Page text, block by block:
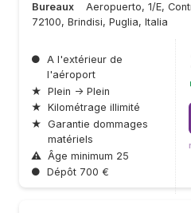
Bureaux
Aeropuerto, 1/E,
72100, Brindisi, Puglia, Italia
● A l'extérieur de
l'aéroport
★ Plein → Plein
★ Kilométrage illimité
★ Garantie dommages
matériels
⚠ Âge minimum 25
● Dépôt 700 €